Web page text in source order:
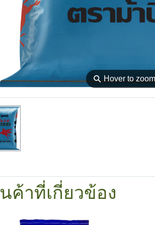
⚲Hover to zoom
ค้าที่เกี่ยวข้อง